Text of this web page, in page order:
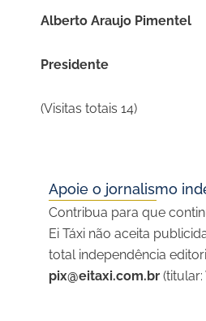
Alberto Araujo Pimentel
Presidente
(Visitas totais 14)
Apoie o jornalismo
Contribua para que
Ei Táxi não aceita
total independência
pix@eitaxi.com.br